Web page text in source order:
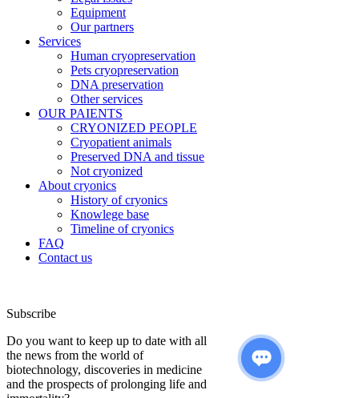
Equipment
Our partners
Services
Human cryopreservation
Pets cryopreservation
DNA preservation
Other services
OUR PAIENTS
CRYONIZED PEOPLE
Cryopatient animals
Preserved DNA and tissue
Not cryonized
About cryonics
History of cryonics
Knowlege base
Timeline of cryonics
FAQ
Contact us
Subscribe
Do you want to keep up to date with all
the news from the world of
biotechnology, discoveries in medicine
and the prospects of prolonging life and